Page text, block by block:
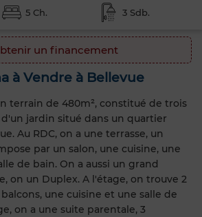
5 Ch. 3 Sdb.
un financement
à Vendre à Bellevue
terrain de 480m², constitué de trois
jardin situé dans un quartier
Au RDC, on a une terrasse, un
par un salon, une cuisine, une
de bain. On a aussi un grand
on un Duplex. A l'étage, on trouve 2
une cuisine et une salle de
on a une suite parentale, 3